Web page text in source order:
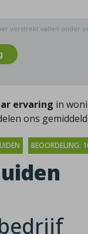
verstrekt vallen onder
ervaring in
ons
BEOORDELING: